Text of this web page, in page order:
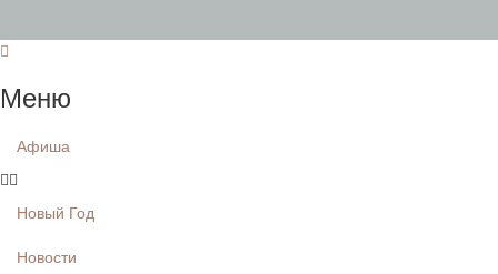
Меню
Афиша
Новый Год
Новости